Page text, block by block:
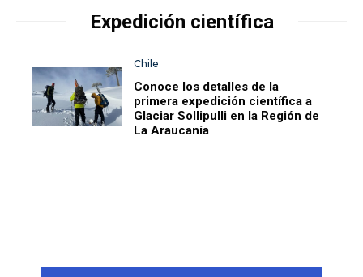
Expedición científica
Chile
Conoce los detalles de la
primera expedición científica a
Glaciar Sollipulli en la Región de
La Araucanía